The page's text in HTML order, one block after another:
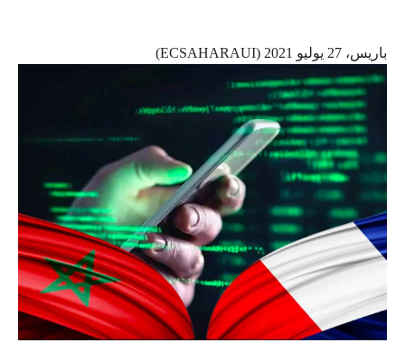
باريس، 27 يوليو 2021 (ECSAHARAUI)